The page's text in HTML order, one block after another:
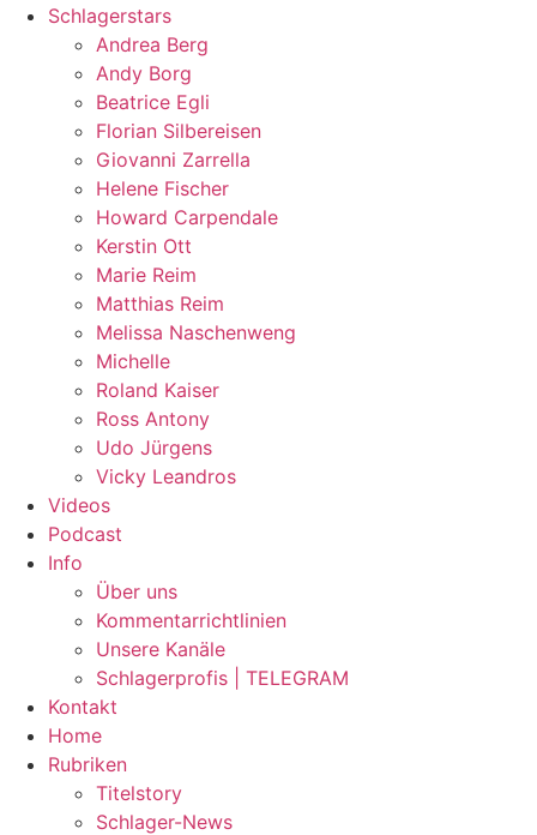
Schlagerstars
Andrea Berg
Andy Borg
Beatrice Egli
Florian Silbereisen
Giovanni Zarrella
Helene Fischer
Howard Carpendale
Kerstin Ott
Marie Reim
Matthias Reim
Melissa Naschenweng
Michelle
Roland Kaiser
Ross Antony
Udo Jürgens
Vicky Leandros
Videos
Podcast
Info
Über uns
Kommentarrichtlinien
Unsere Kanäle
Schlagerprofis | TELEGRAM
Kontakt
Home
Rubriken
Titelstory
Schlager-News